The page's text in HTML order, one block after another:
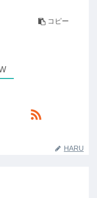
コピー
HARU